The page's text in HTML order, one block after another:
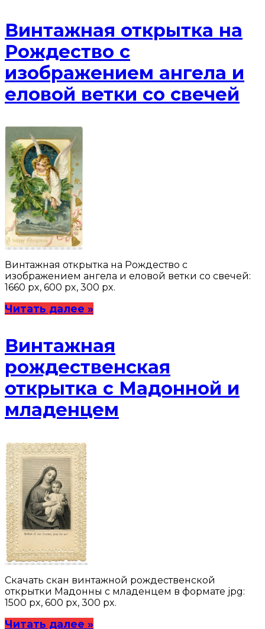
Винтажная открытка на
Рождество с
изображением ангела и
еловой ветки со свечей
Винтажная открытка на Рождество с
изображением ангела и еловой ветки со свечей:
1660 px, 600 px, 300 px.
Читать далее »
Винтажная
рождественская
открытка с Мадонной и
младенцем
Скачать скан винтажной рождественской
открытки Мадонны с младенцем в формате jpg:
1500 px, 600 px, 300 px.
Читать далее »